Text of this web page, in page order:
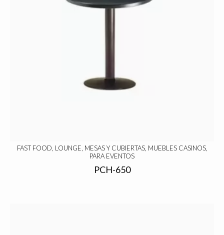
FAST FOOD, LOUNGE, MESAS Y CUBIERTAS, MUEBLES CASINOS,
PARA EVENTOS
PCH-650